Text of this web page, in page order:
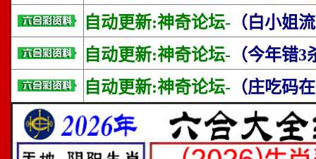
自动更新:神奇论坛- （白小姐
自动更新:神奇论坛- （今年错
自动更新:神奇论坛- （庄吃码